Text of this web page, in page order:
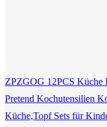
ZPZGOG 12PCS Küche
Pretend Kochutensilien
Küche,Topf Sets für